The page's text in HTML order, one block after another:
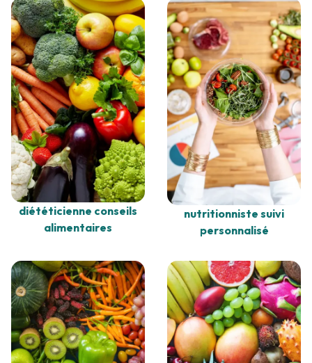
diététicienne conseils
alimentaires
nutritionniste suivi
personnalisé